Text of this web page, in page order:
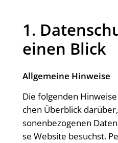
1.
einen Blick
All­ge­mei­ne Hinweise
Die fol­gen­den
chen Über­blick
so­nen­be­zo­ge­nen
se Web­site besuchst.